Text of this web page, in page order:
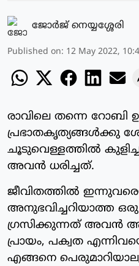
ജോര്‍ജ് നെയ്യശ്ശേരി
Published on: 12 May 2022,
രാവിലെ തന്നെ റോബി
പ്രഭാതകൃത്യങ്ങള്‍ക്കു
ചൂടുവെള്ളത്തില്‍
അവന്‍ ധരിച്ചത്.
ജീവിതത്തില്‍
അനുഭവിച്ചറിയാത്ത
ഗ്രസിക്കുന്നത് അവന്‍
പ്രായം, പക്വത
എങ്ങനെ